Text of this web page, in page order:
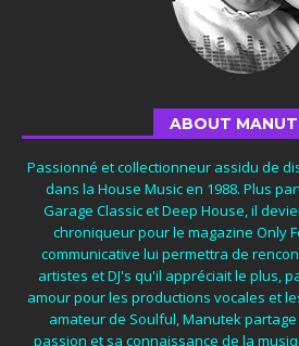
ABOUT
Passionné et collectionneur assidu de
dans la House Music en 1988. Plus
Garage Classic et Deep House, il
chroniqueur pour le magazine Only
communicative lui permettra de
artistes et DJ's qu'il appréciait le plus,
amour pour les productions vocales et
amateur de Soulful, Manutek
passion et sa connaissance de la